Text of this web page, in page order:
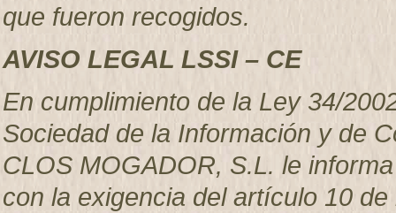
que fueron recogidos.
AVISO LEGAL LSSI – CE
En cumplimiento de la Ley 34/
Sociedad de la Información y de
CLOS MOGADOR, S.L. le
con la exigencia del artículo 10